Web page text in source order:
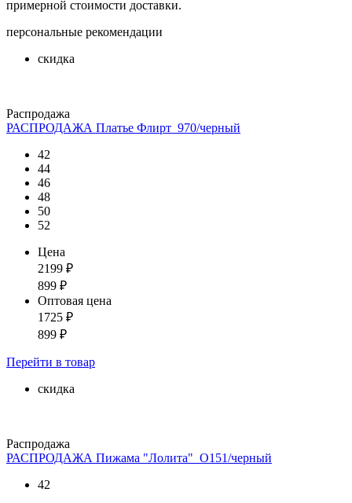
примерной стоимости доставки.
персональные рекомендации
скидка
Распродажа
РАСПРОДАЖА Платье Флирт_970/черный
42
44
46
48
50
52
Цена
2199 ₽
899 ₽
Оптовая цена
1725 ₽
899 ₽
Перейти в товар
скидка
Распродажа
РАСПРОДАЖА Пижама "Лолита"_О151/черный
42